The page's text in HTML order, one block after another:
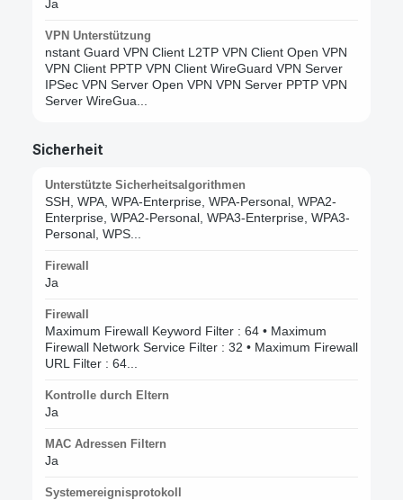
Ja
VPN Unterstützung
nstant Guard VPN Client L2TP VPN Client Open VPN
VPN Client PPTP VPN Client WireGuard VPN Server
IPSec VPN Server Open VPN VPN Server PPTP VPN
Server WireGua...
Sicherheit
Unterstützte Sicherheitsalgorithmen
SSH, WPA, WPA-Enterprise, WPA-Personal, WPA2-
Enterprise, WPA2-Personal, WPA3-Enterprise, WPA3-
Personal, WPS...
Firewall
Ja
Firewall
Maximum Firewall Keyword Filter : 64 • Maximum
Firewall Network Service Filter : 32 • Maximum Firewall
URL Filter : 64...
Kontrolle durch Eltern
Ja
MAC Adressen Filtern
Ja
Systemereignisprotokoll